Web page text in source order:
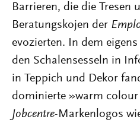
Barrieren, die die Tresen
Beratungskojen der
evozierten. In dem
den Schalensesseln in
in Teppich und Dekor
dominierte »warm colour
Jobcentre-Markenlogos